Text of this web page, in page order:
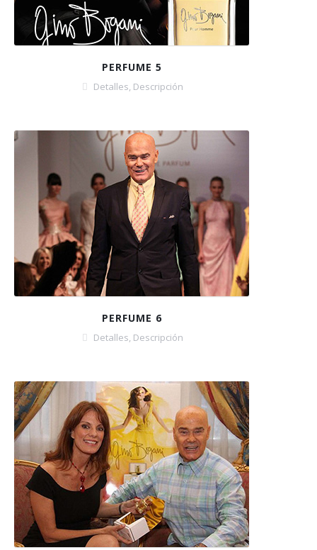
PERFUME 5
Detalles, Descripción
PERFUME 6
Detalles, Descripción